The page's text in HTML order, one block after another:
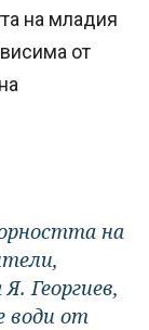
на младия
от
на
Георгиев,
води от